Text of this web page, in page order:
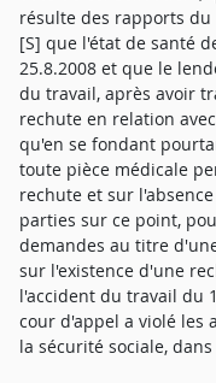
résulte des rapports du
[S] que l'état de santé
25.8.2008 et que le
du travail, après avoir
rechute en relation
qu'en se fondant
toute pièce médicale
rechute et sur
parties sur ce point,
demandes au titre
sur l'existence d'une
l'accident du travail du
cour d'appel a violé les
la sécurité sociale,